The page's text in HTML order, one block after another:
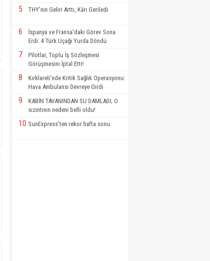
5 THY’nin Geliri Arttı, Kârı Geriledi
6
İspanya ve Fransa'daki Görev Sona
Erdi: 4 Türk Uçağı Yurda Döndü
7
Pilotlar, Toplu İş Sözleşmesi
Görüşmesini İptal Etti!
8
Kırklareli'nde Kritik Sağlık Operasyonu:
Hava Ambulansı Devreye Girdi
9
KABİN TAVANINDAN SU DAMLADI; O
sızıntının nedeni belli oldu!
10 SunExpress’ten rekor hafta sonu